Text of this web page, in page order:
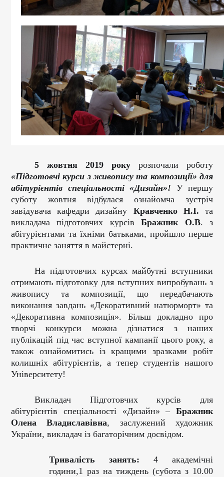
5 жовтня 2019 року розпочали роботу
«Підготовчі курси з живопису та композиції» для
абітурієнтів спеціальності «Дизайн»! У першу
суботу жовтня відбулася ознайомча зустріч
завідувача кафедри дизайну Кравченко Н.І. та
викладача підготовчих курсівБражник О.В. з
абітурієнтами та їхніми батьками, пройшло перше
практичне заняття в майстерні.
На підготовчих курсах майбутні вступники
отримають підготовку для вступних випробувань з
живопису та композиції, що передбачають
виконання завдань «Декоративний натюрморт» та
«Декоративна композиція». Більш докладно про
творчі конкурси можна дізнатися з наших
публікацій під час вступної кампанії цього року, а
також ознайомитись із кращими зразками робіт
колишніх абітурієнтів, а тепер студентів нашого
Університету!
Викладач Підготовчих курсів для
абітурієнтів спеціальності «Дизайн» – Бражник
Олена Владиславівна, заслужений художник
України, викладач із багаторічним досвідом.
Тривалість занять: 4 академічні
години,1 раз на тиждень (субота з 10.00